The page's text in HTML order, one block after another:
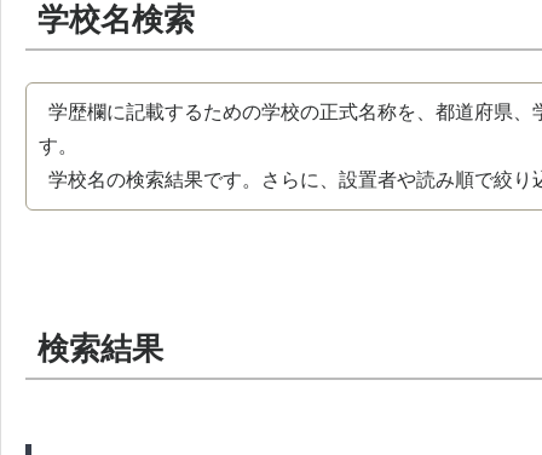
学校名検索
学歴欄に記載するための学校の正式名称を、都道府県
す。
学校名の検索結果です。さらに、設置者や読み順で絞り
検索結果